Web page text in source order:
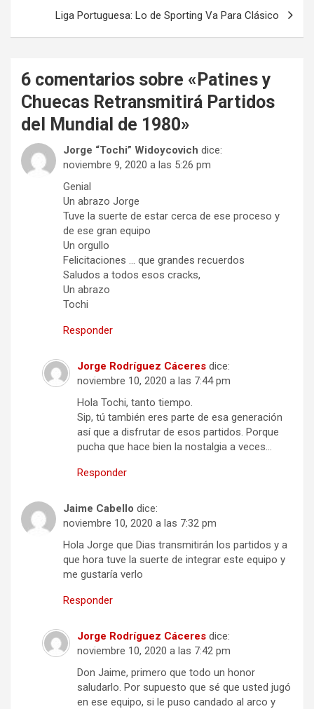
entradasLiga Portuguesa: Lo de Sporting Va Para Clásico
6 comentarios sobre « Patines y
Chuecas Retransmitirá Partidos
del Mundial de 1980»
Jorge “Tochi” Widoycovich dice:
noviembre 9, 2020 a las 5:26 pm
Genial
Un abrazo Jorge
Tuve la suerte de estar cerca de ese proceso y
de ese gran equipo
Un orgullo
Felicitaciones … que grandes recuerdos
Saludos a todos esos cracks,
Un abrazo
Tochi
Responder
Jorge Rodríguez Cáceres dice:
noviembre 10, 2020 a las 7:44 pm
Hola Tochi, tanto tiempo.
Sip, tú también eres parte de esa generación
así que a disfrutar de esos partidos. Porque
pucha que hace bien la nostalgia a veces…
Responder
Jaime Cabello dice:
noviembre 10, 2020 a las 7:32 pm
Hola Jorge que Dias transmitirán los partidos y a
que hora tuve la suerte de integrar este equipo y
me gustaría verlo
Responder
Jorge Rodríguez Cáceres dice:
noviembre 10, 2020 a las 7:42 pm
Don Jaime, primero que todo un honor
saludarlo. Por supuesto que sé que usted jugó
en ese equipo, si le puso candado al arco y